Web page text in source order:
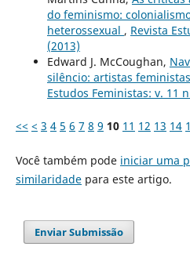
do feminismo:
heterossexual , Revista
(2013)
Edward J. McCoughan,
silêncio: artistas
Estudos Feministas: v. 11
<< < 3 4 5 6 7 8 9 10 11 12 13 14
Você também pode iniciar uma
similaridadepara este artigo.
Enviar Submissão